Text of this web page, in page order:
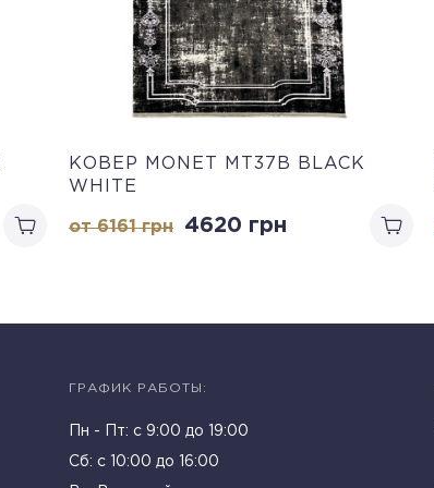
КОВЕР MONET MT37B BLACK
WHITE
от 6161грн 4620 грн
ГРАФИК РАБОТЫ:
Пн - Пт: c 9:00 до 19:00
Cб: с 10:00 до 16:00